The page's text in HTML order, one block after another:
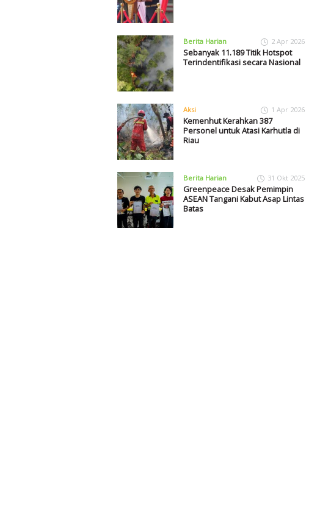
Berita Harian 2 Apr 2026
Sebanyak 11.189 Titik Hotspot
Terindentifikasi secara Nasional
Aksi 1 Apr 2026
Kemenhut Kerahkan 387
Personel untuk Atasi Karhutla di
Riau
Berita Harian 31 Okt 2025
Greenpeace Desak Pemimpin
ASEAN Tangani Kabut Asap Lintas
Batas